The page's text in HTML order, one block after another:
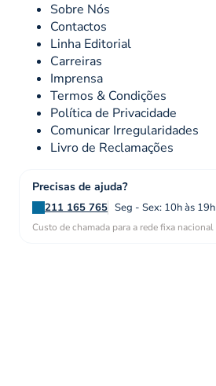
Sobre Nós
Contactos
Linha Editorial
Carreiras
Imprensa
Termos & Condições
Política de Privacidade
Comunicar Irregularidades
Livro de Reclamações
Precisas de ajuda?
211 165 765 Seg - Sex: 10h às 19h
Custo de chamada para a rede fixa nacional